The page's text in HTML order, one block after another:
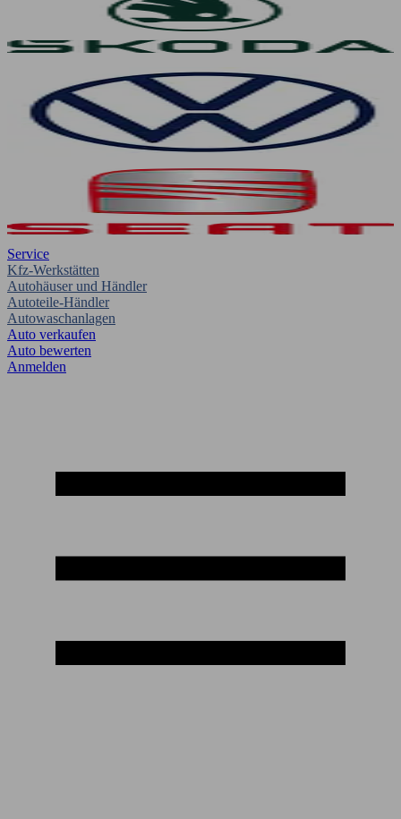
Service
Kfz-Werkstätten
Autohäuser und Händler
Autoteile-Händler
Autowaschanlagen
Auto verkaufen
Auto bewerten
Anmelden